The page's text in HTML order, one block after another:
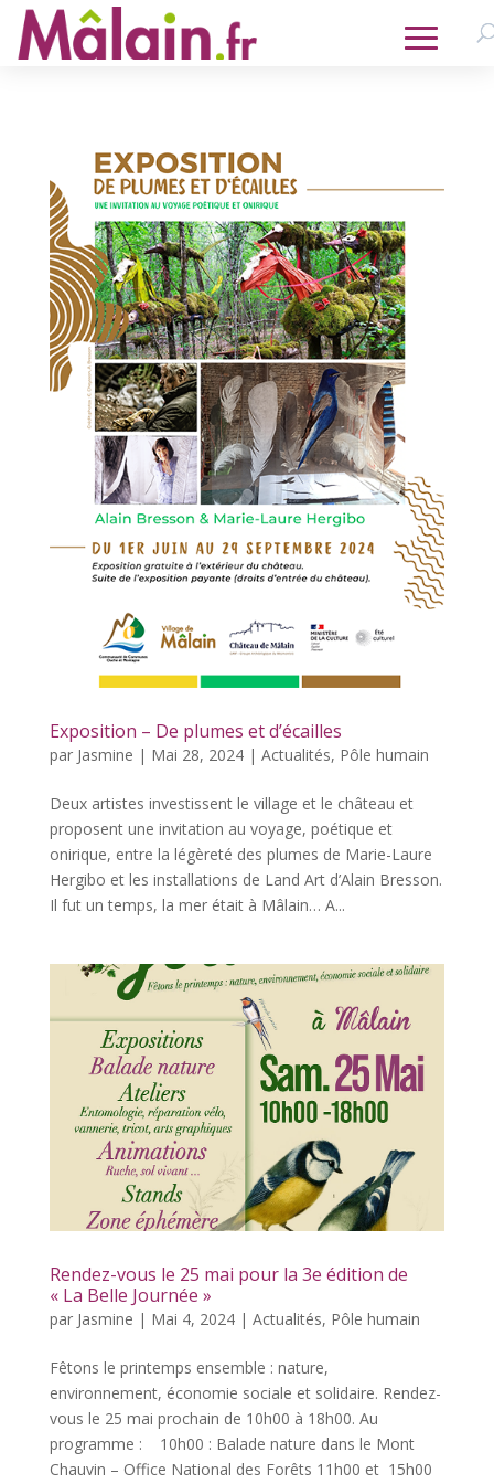
Exposition – De plumes et d’écailles
par Jasmine | Mai 28, 2024| Actualités, Pôle humain
Deux artistes investissent le village et le château et
proposent une invitation au voyage, poétique et
onirique, entre la légèreté des plumes de Marie-Laure
Hergibo et les installations de Land Art d’Alain Bresson.
Il fut un temps, la mer était à Mâlain… A...
Rendez-vous le 25 mai pour la 3e édition de
« La Belle Journée »
par Jasmine | Mai 4, 2024| Actualités, Pôle humain
Fêtons le printemps ensemble : nature,
environnement, économie sociale et solidaire. Rendez-
vous le 25 mai prochain de 10h00 à 18h00. Au
programme : 10h00 : Balade nature dans le Mont
Chauvin – Office National des Forêts 11h00 et 15h00